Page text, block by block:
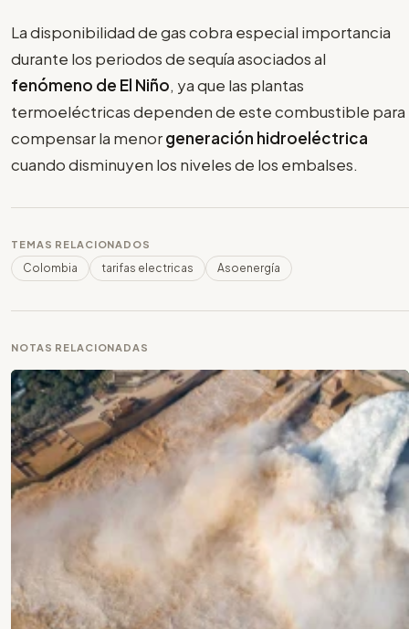
La disponibilidad de gas cobra especial importancia
durante los periodos de sequía asociados al
fenómeno de El Niño, ya que las plantas
termoeléctricas dependen de este combustible para
compensar la menorgeneración hidroeléctrica
cuando disminuyen los niveles de los embalses.
TEMAS RELACIONADOS
Colombia tarifas electricas Asoenergía
NOTAS RELACIONADAS